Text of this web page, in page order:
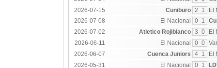
2026-07-15
Cuniburo 2 1
El
2026-07-08
El Nacional 0 1
2026-07-02
Atletico Rojiblanco 3 0
El
2026-06-11
El Nacional 0 0
2026-06-07
Cuenca Juniors 4 1
El
2026-05-31
El Nacional 0 1